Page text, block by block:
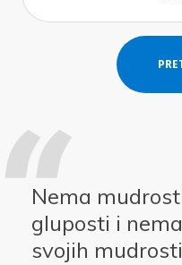
Nema
gluposti i
svojih mudrosti